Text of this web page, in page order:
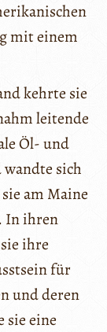
mit einem
kehrte sie
leitende
Öl- und
wandte sich
am Maine
In ihren
ihre
für
und deren
sie eine